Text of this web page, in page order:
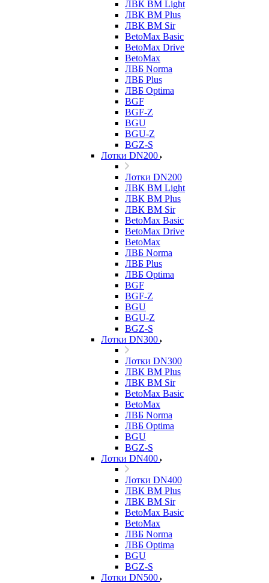
ЛВК ВМ Light
ЛВК ВМ Plus
ЛВК ВМ Sir
BetoMax Basic
BetoMax Drive
BetoMax
ЛВБ Norma
ЛВБ Plus
ЛВБ Optima
BGF
BGF-Z
BGU
BGU-Z
BGZ-S
Лотки DN200
Лотки DN200
ЛВК ВМ Light
ЛВК ВМ Plus
ЛВК ВМ Sir
BetoMax Basic
BetoMax Drive
BetoMax
ЛВБ Norma
ЛВБ Plus
ЛВБ Optima
BGF
BGF-Z
BGU
BGU-Z
BGZ-S
Лотки DN300
Лотки DN300
ЛВК ВМ Plus
ЛВК ВМ Sir
BetoMax Basic
BetoMax
ЛВБ Norma
ЛВБ Optima
BGU
BGZ-S
Лотки DN400
Лотки DN400
ЛВК ВМ Plus
ЛВК ВМ Sir
BetoMax Basic
BetoMax
ЛВБ Norma
ЛВБ Optima
BGU
BGZ-S
Лотки DN500